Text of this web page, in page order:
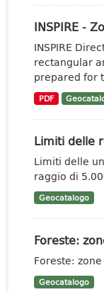
INSPIRE -
INSPIRE
rectangular
prepared for
PDF
Limiti delle
Limiti delle
raggio di
Geocatalogo
Foreste:
Foreste:
Geocatalogo